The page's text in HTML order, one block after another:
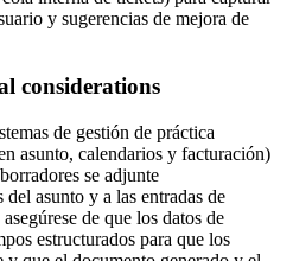
y sugerencias de mejora de
considerations
de gestión de práctica
asunto, calendarios y facturación)
se adjunte
asunto y a las entradas de
de que los datos de
estructurados para que los